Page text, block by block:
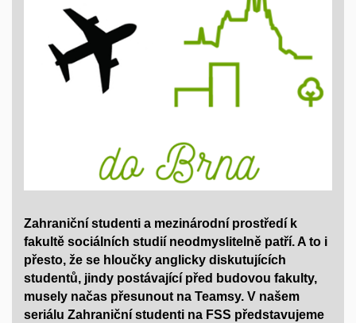
Zahraniční studenti a mezinárodní prostředí k
fakultě sociálních studií neodmyslitelně patří. A to i
přesto, že se hloučky anglicky diskutujících
studentů, jindy postávající před budovou fakulty,
musely načas přesunout na Teamsy. V našem
seriálu Zahraniční studenti na FSS představujeme